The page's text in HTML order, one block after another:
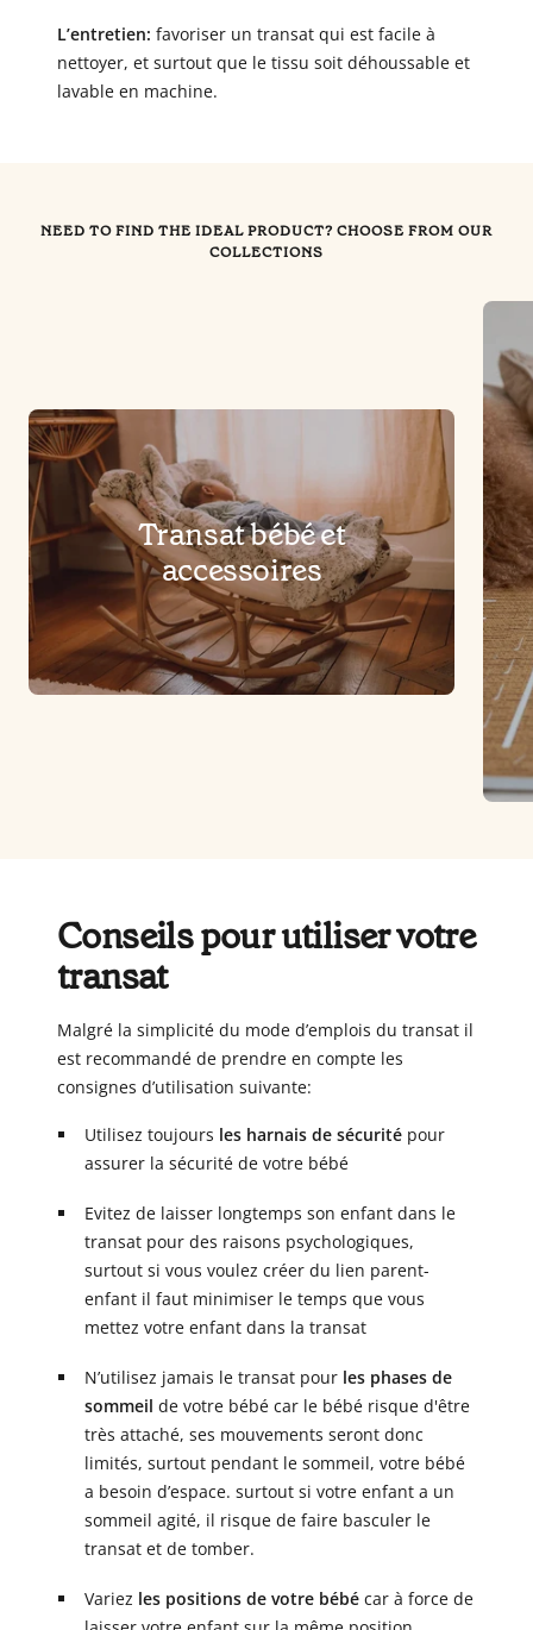
L’entretien: favoriser un transat qui est facile à
nettoyer, et surtout que le tissu soit déhoussable et
lavable en machine.
NEED TO FIND THE IDEAL PRODUCT? CHOOSE FROM OUR
COLLECTIONS
Transat bébé et
accessoires
Conseils pour utiliser votre
transat
Malgré la simplicité du mode d’emplois du transat il
est recommandé de prendre en compte les
consignes d’utilisation suivante:
Utilisez toujours les harnais de sécuritépour
assurer la sécurité de votre bébé
Evitez de laisser longtemps son enfant dans le
transat pour des raisons psychologiques,
surtout si vous voulez créer du lien parent-
enfant il faut minimiser le temps que vous
mettez votre enfant dans la transat
N’utilisez jamais le transat pour les phases de
sommeil de votre bébé car le bébé risque d'être
très attaché, ses mouvements seront donc
limités, surtout pendant le sommeil, votre bébé
a besoin d’espace. surtout si votre enfant a un
sommeil agité, il risque de faire basculer le
transat et de tomber.
Variez les positions de votre bébécar à force de